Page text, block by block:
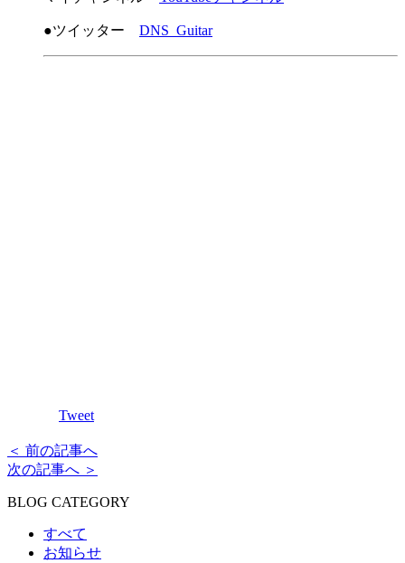
●ツイッター DNS_Guitar
Tweet
＜ 前の記事へ
次の記事へ ＞
BLOG CATEGORY
すべて
お知らせ